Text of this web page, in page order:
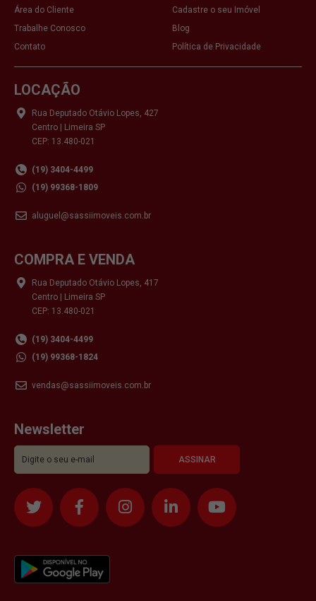
Área do Cliente
Cadastre o seu Imóvel
Trabalhe Conosco
Blog
Contato
Política de Privacidade
LOCAÇÃO
Rua Deputado Otávio Lopes, 427
Centro | Limeira SP
CEP: 13.480-021
(19) 3404-4499
(19) 99368-1809
aluguel@sassiimoveis.com.br
COMPRA E VENDA
Rua Deputado Otávio Lopes, 417
Centro | Limeira SP
CEP: 13.480-021
(19) 3404-4499
(19) 99368-1824
vendas@sassiimoveis.com.br
Newsletter